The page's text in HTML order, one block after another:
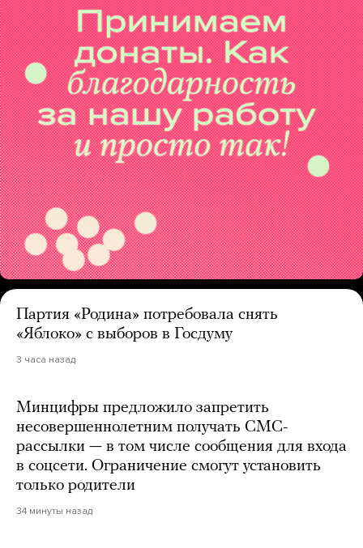
Партия «Родина» потребовала снять
«Яблоко» с выборов в Госдуму
3 часа назад
Минцифры предложило запретить
несовершеннолетним получать СМС-
рассылки — в том числе сообщения для входа
в соцсети. Ограничение смогут установить
только родители
34 минуты назад